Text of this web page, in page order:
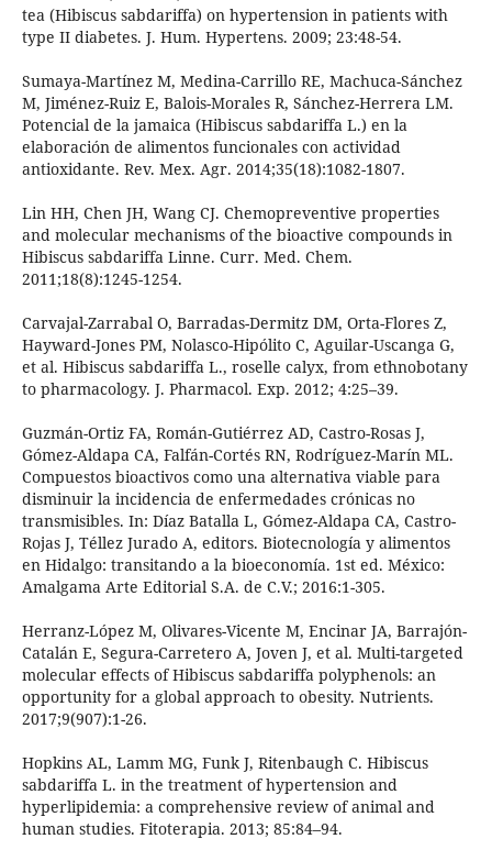
tea (Hibiscus sabdariffa) on hypertension in patients with
type II diabetes. J. Hum. Hypertens. 2009; 23:48-54.
Sumaya-Martínez M, Medina-Carrillo RE, Machuca-Sánchez
M, Jiménez-Ruiz E, Balois-Morales R, Sánchez-Herrera LM.
Potencial de la jamaica (Hibiscus sabdariffa L.) en la
elaboración de alimentos funcionales con actividad
antioxidante. Rev. Mex. Agr. 2014;35(18):1082-1807.
Lin HH, Chen JH, Wang CJ. Chemopreventive properties
and molecular mechanisms of the bioactive compounds in
Hibiscus sabdariffa Linne. ‎Curr. Med. Chem.
2011;18(8):1245-1254.
Carvajal-Zarrabal O, Barradas-Dermitz DM, Orta-Flores Z,
Hayward-Jones PM, Nolasco-Hipólito C, Aguilar-Uscanga G,
et al. Hibiscus sabdariffa L., roselle calyx, from ethnobotany
to pharmacology. J. Pharmacol. Exp. 2012; 4:25–39.
Guzmán-Ortiz FA, Román-Gutiérrez AD, Castro-Rosas J,
Gómez-Aldapa CA, Falfán-Cortés RN, Rodríguez-Marín ML.
Compuestos bioactivos como una alternativa viable para
disminuir la incidencia de enfermedades crónicas no
transmisibles. In: Díaz Batalla L, Gómez-Aldapa CA, Castro-
Rojas J, Téllez Jurado A, editors. Biotecnología y alimentos
en Hidalgo: transitando a la bioeconomía. 1st ed. México:
Amalgama Arte Editorial S.A. de C.V.; 2016:1-305.
Herranz-López M, Olivares-Vicente M, Encinar JA, Barrajón-
Catalán E, Segura-Carretero A, Joven J, et al. Multi-targeted
molecular effects of Hibiscus sabdariffa polyphenols: an
opportunity for a global approach to obesity. Nutrients.
2017;9(907):1-26.
Hopkins AL, Lamm MG, Funk J, Ritenbaugh C. Hibiscus
sabdariffa L. in the treatment of hypertension and
hyperlipidemia: a comprehensive review of animal and
human studies. Fitoterapia. 2013; 85:84–94.